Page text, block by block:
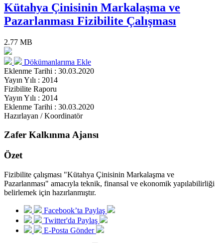
Kütahya Çinisinin Markalaşma ve
Pazarlanması Fizibilite Çalışması
2.77 MB
Dökümanlarıma Ekle
Eklenme Tarihi : 30.03.2020
Yayın Yılı : 2014
Fizibilite Raporu
Yayın Yılı : 2014
Eklenme Tarihi : 30.03.2020
Hazırlayan / Koordinatör
Zafer Kalkınma Ajansı
Özet
Fizibilite çalışması "Kütahya Çinisinin Markalaşma ve
Pazarlanması" amacıyla teknik, finansal ve ekonomik yapılabilirliği
belirlemek için hazırlanmıştır.
Facebook’ta Paylaş
Twitter'da Paylaş
E-Posta Gönder